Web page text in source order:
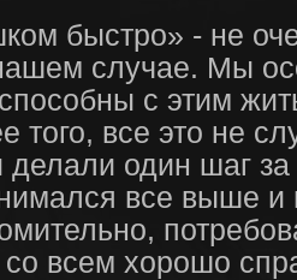
быстро» - не
случае. Мы
с этим
того, все это не
один шаг
все выше и
всем хорошо